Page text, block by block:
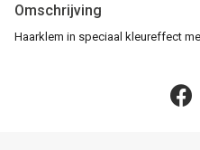
Omschrijving
Haarklem in speciaal kleureffect